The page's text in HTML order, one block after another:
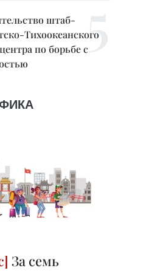
штаб-
Тихоокеанского
по борьбе с
За семь